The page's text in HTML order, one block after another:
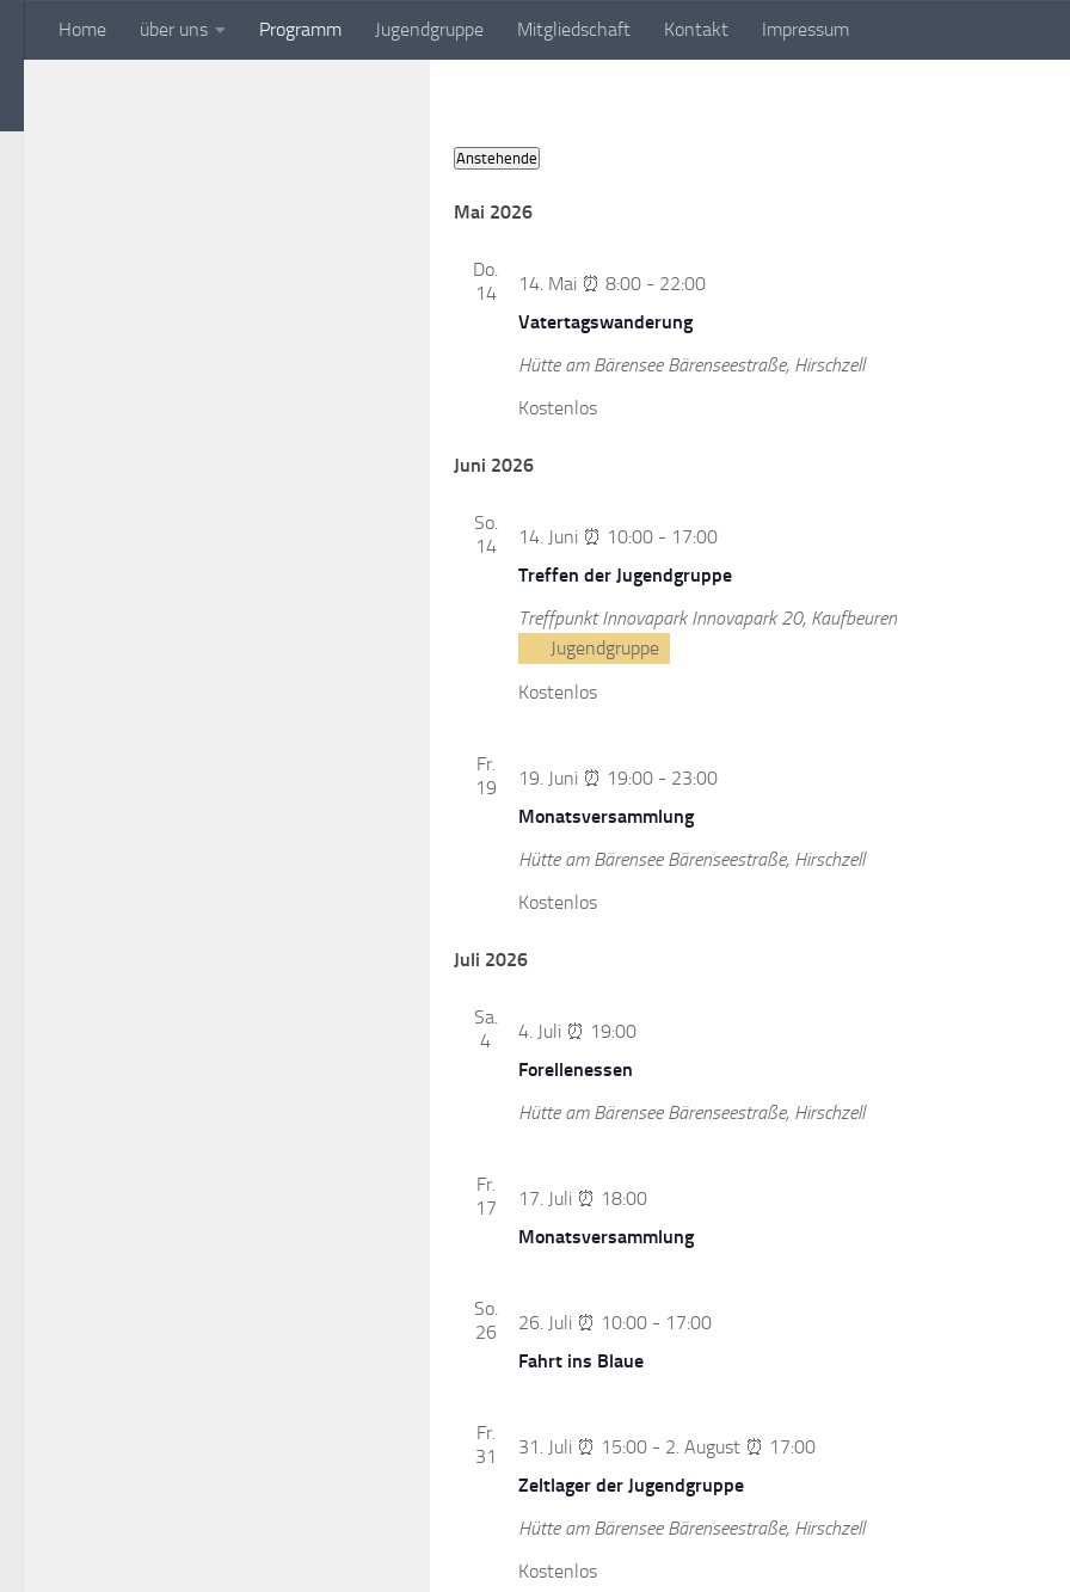
Zum Inhalt springen
Home über uns Programm Jugendgruppe Mitgliedschaft Kontakt Impressum
Veranstaltungen
Anstehende
wählen.
Mai 2026
Do.
14
Vatertagswanderung
14. Mai ⏰ 8:00- 22:00
Hütte am Bärensee Bärenseestraße, Hirschzell
Kostenlos
Juni 2026
So.
14
Treffen der Jugendgruppe
14. Juni ⏰ 10:00- 17:00
Treffpunkt InnovaparkInnovapark 20, Kaufbeuren
Jugendgruppe
Kostenlos
Fr.
19
Monatsversammlung
19. Juni ⏰ 19:00- 23:00
Hütte am Bärensee Bärenseestraße, Hirschzell
Kostenlos
Juli 2026
Sa.
4
Forellenessen
4. Juli ⏰ 19:00
Hütte am Bärensee Bärenseestraße, Hirschzell
Fr.
17
Monatsversammlung
17. Juli ⏰ 18:00
So.
26
Fahrt ins Blaue
26. Juli ⏰ 10:00- 17:00
Fr.
31
Zeltlager der Jugendgruppe
31. Juli ⏰ 15:00- 2. August ⏰ 17:00
Hütte am Bärensee Bärenseestraße, Hirschzell
Kostenlos